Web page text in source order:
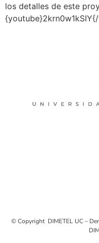
los detalles de este
© Copyright DIMETEL UC –